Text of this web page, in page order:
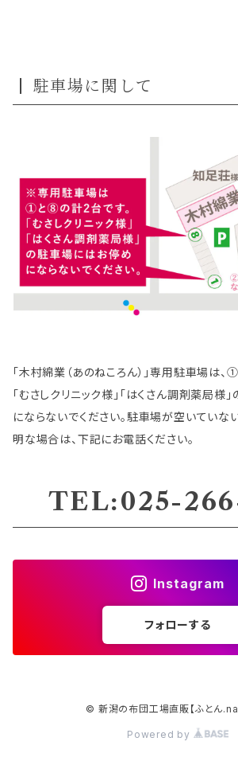
駐車場に関して
「木村綿業（あのねころん）」専用駐車場は
「むさしクリニック様」「はくさん調剤薬局様
にならないでください。駐車場が空いていな
明な場合は、下記にお電話ください。
TEL:025-
Instagram
フォローする
© 新潟の布団工場直販【ふとん
Powered by